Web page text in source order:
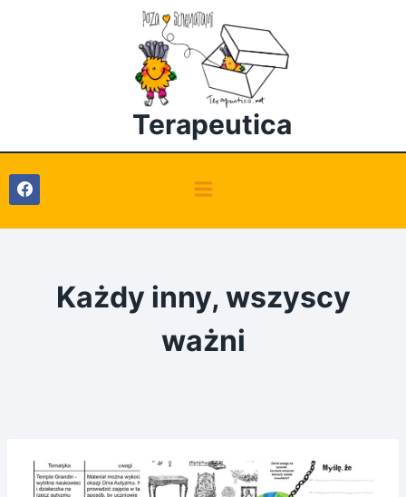
Terapeutica
Każdy inny, wszyscy
ważni